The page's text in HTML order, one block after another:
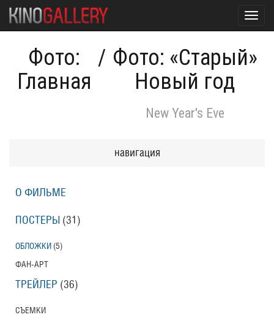
Фото:
Главная
/ Фото: «Старый»
Новый год
New Year's Eve
навигация
О ФИЛЬМЕ
ПОСТЕРЫ (31)
ОБЛОЖКИ (5)
ФАН-АРТ
ТРЕЙЛЕР (36)
СЪЕМКИ